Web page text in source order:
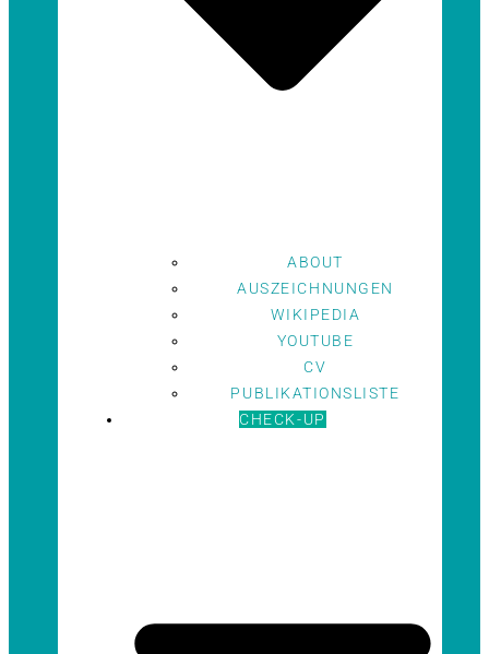
ABOUT
AUSZEICHNUNGEN
WIKIPEDIA
YOUTUBE
CV
PUBLIKATIONSLISTE
CHECK-UP